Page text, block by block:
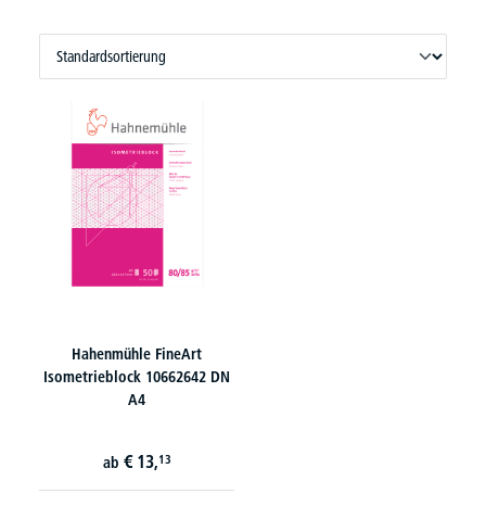
Hahenmühle FineArt
Isometrieblock 10662642 DN
A4
ab € 13,13